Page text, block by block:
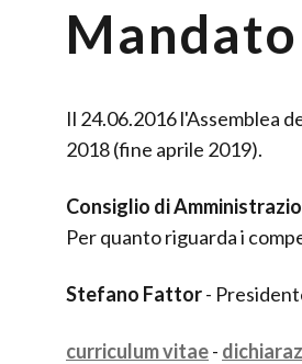
Il 24.06.2016 l'Assemblea
2018 (fine aprile 2019).
Consiglio di
Per quanto riguarda i
Stefano Fattor-
curriculum vitae-